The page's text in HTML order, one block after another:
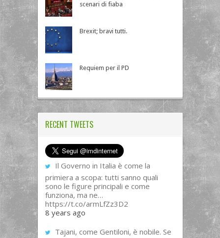
scenari di fiaba
Brexit; bravi tutti.
Requiem per il PD
RECENT TWEETS
Il Governo in Italia è come la
primiera a scopa: tutti sanno quali
sono le figure principali e come
funziona, ma ne…
https://t.co/armLfZz3D2
8 years ago
Tajani, come Gentiloni, è nobile. Se